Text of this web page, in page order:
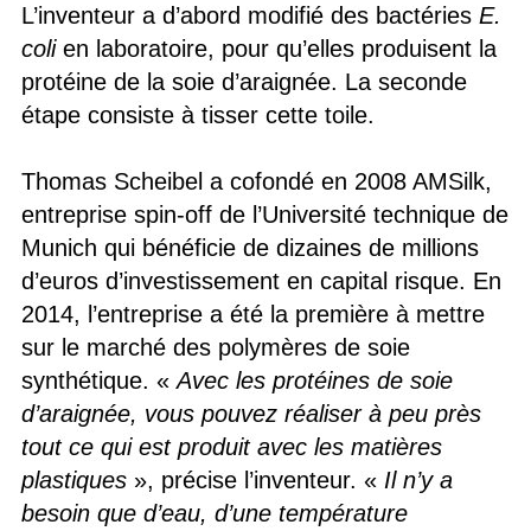
L’inventeur a d’abord modifié des bactéries E.
colien laboratoire, pour qu’elles produisent la
protéine de la soie d’araignée. La seconde
étape consiste à tisser cette toile.
Thomas Scheibel a cofondé en 2008 AMSilk,
entreprise spin-off de l’Université technique de
Munich qui bénéficie de dizaines de millions
d’euros d’investissement en capital risque. En
2014, l’entreprise a été la première à mettre
sur le marché des polymères de soie
synthétique. «Avec les protéines de soie
d’araignée, vous pouvez réaliser à peu près
tout ce qui est produit avec les matières
plastiques», précise l’inventeur. « Il n’y a
besoin que d’eau, d’une température